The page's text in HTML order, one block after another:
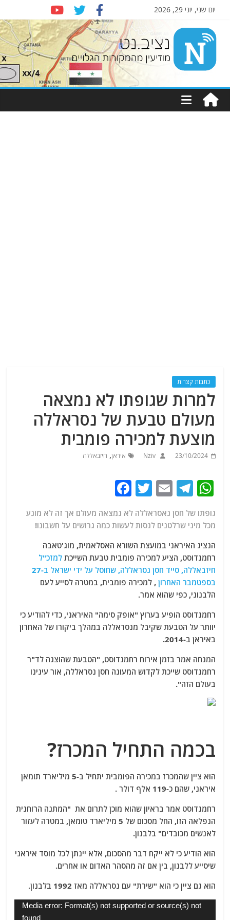
יום שני, יוני 29, 2026
Nziv.net
מודיעין
מהמקורות
כתבות קצרות
למרות שגופתו לא נמצאה
מעולם טבעת של נסראללה
מוצעת למכירה פומבית
23/10/2024
Nziv איראן, חיזבאללה
W
h
at
s
A
p
p
T
e
g
ra
m
E
m
ai
l
T
w
itt
er
c
e
b
o
o
גופתו של חסן נאסראללה לא נמצאה מעולם אך זה לא מונע
מכל מיני שרלטנים לנסות לעשות כמה גרושים על חשבונו!
הנציג האיראני במועצת השורא האסלאמית, מוג'טאבה
רחמנדוסט, הציע למכירה פומבית טבעת השייכתלמזכ"ל
חיזבאללה, סייד חסן נסראללה, שחוסל על ידי ישראל ב-27
בספטמבר האחרון , למכירה פומבית, במטרה לסייע לעם
הלבנוני, כפי שהוא אמר.
רחמנדוסט הופיע בערוץ "אופק סימה" האיראני, כדי להודיע ​​כי
יוותר על הטבעת שקיבל מנסראללה במהלך ביקורו של האחרון
באיראן ב-2014.
המנחה אמר בזמן אירוח רחמנדוסט, "הטבעת שהוצגה לד"ר
רחמנדוסט שייכת לקדוש המעונה חסן נסראללה, אור עינינו
בעולם הזה".
בכמה התחיל המכרז?
הוא ציין שהמכרז במכירה הפומבית יתחיל ב-5 מיליארד תומאן
איראני, שהם כ-119 אלף דולר .
רחמנדוסט אמר בראיון שהוא מוכן לתרום את "המתנה הרוחנית
הנפלאה הזו, החל מסכום של 5 מיליארד טומאן, במטרה לעזור
לאנשים מכובדים" בלבנון.
הוא הודיע ​​כי לא ייקח דבר מהסכום, אלא יינתן לכל מוסד איראני
שיסייע ללבנון, בין אם זה מהסהר האדום או אחרים.
הוא גם ציין כי הוא "שירת" עם נסראללה מאז 1992 בלבנון.
Media error: Format(s) not supported or source(s) not
found